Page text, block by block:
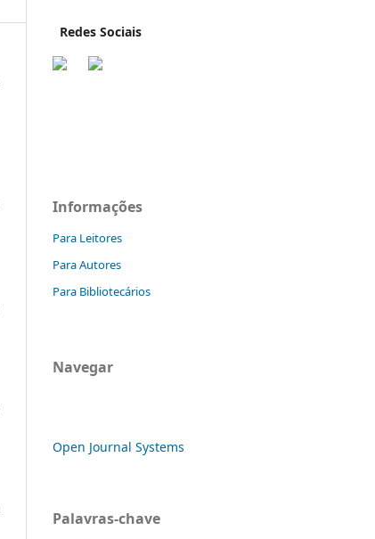
Redes Sociais
Informações
Para Leitores
Para Autores
Para Bibliotecários
Navegar
Open Journal Systems
Palavras-chave